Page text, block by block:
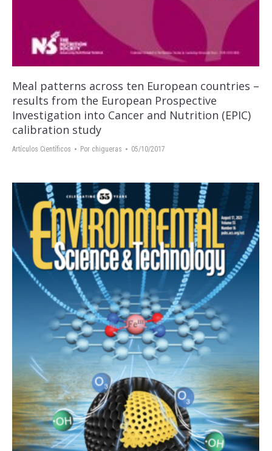
Meal patterns across ten European countries –
results from the European Prospective
Investigation into Cancer and Nutrition (EPIC)
calibration study
Artículos Científicos Por chigueras 05/10/2017